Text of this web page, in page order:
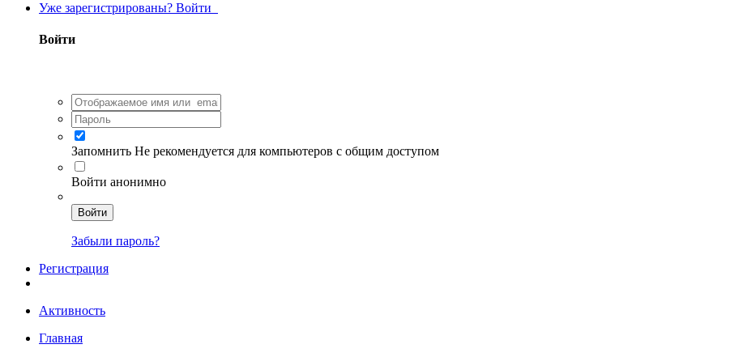
Уже зарегистрированы? Войти
Войти
Запомнить Не рекомендуется для компьютеров с общим доступом
Войти анонимно
Войти
Забыли пароль?
Регистрация
Активность
Главная